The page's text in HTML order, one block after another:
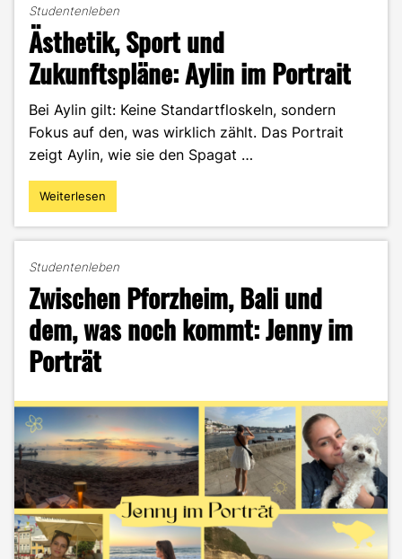
Studentenleben
Ästhetik, Sport und
Zukunftspläne: Aylin im Portrait
Bei Aylin gilt: Keine Standartfloskeln, sondern
Fokus auf den, was wirklich zählt. Das Portrait
zeigt Aylin, wie sie den Spagat …
"Ästhetik,
Sport
Aylin
im
Portrait"
Weiterlesen
Studentenleben
Zwischen Pforzheim, Bali und
dem, was noch kommt: Jenny im
Porträt